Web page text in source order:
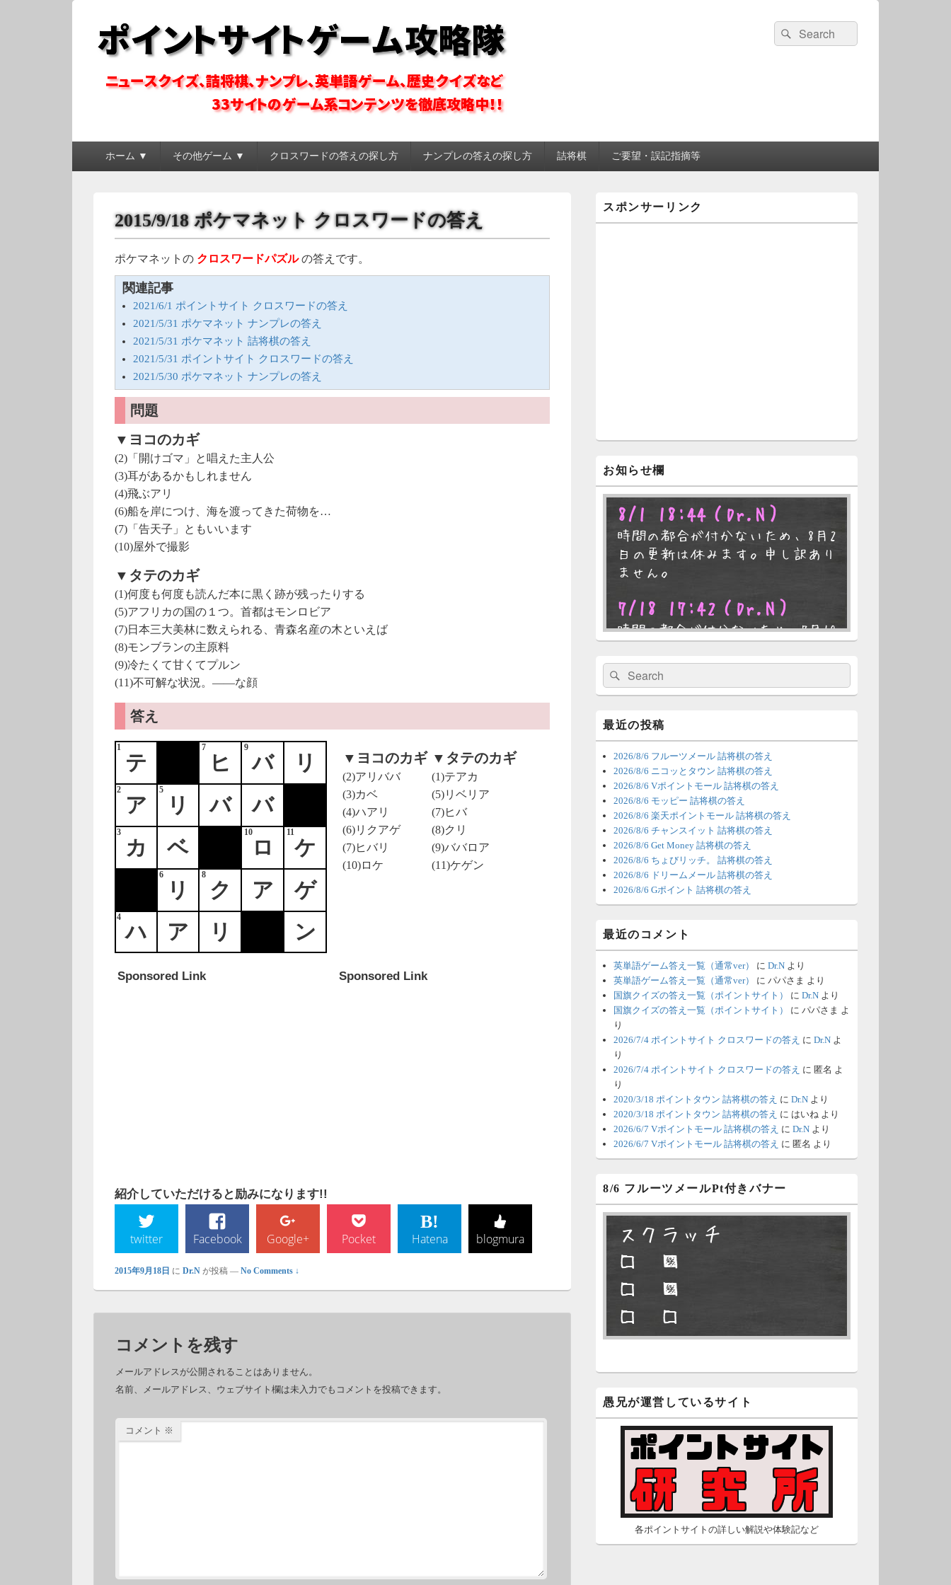
ポイントサイトゲーム攻略隊
検
索:
検
索
ホーム ▼ その他ゲーム ▼ クロスワードの答えの探し方 ナンプレの答えの探し方 詰将棋 ご要望・誤記指摘等
2015/9/18 ポケマネット クロスワードの答え
ポケマネットの クロスワードパズルの答えです。
関連記事
2021/6/1 ポイントサイト クロスワードの答え
2021/5/31 ポケマネット ナンプレの答え
2021/5/31 ポケマネット 詰将棋の答え
2021/5/31 ポイントサイト クロスワードの答え
2021/5/30 ポケマネット ナンプレの答え
問題
▼ヨコのカギ
(2)「開けゴマ」と唱えた主人公
(3)耳があるかもしれません
(4)飛ぶアリ
(6)船を岸につけ、海を渡ってきた荷物を…
(7)「告天子」ともいいます
(10)屋外で撮影
▼タテのカギ
(1)何度も何度も読んだ本に黒く跡が残ったりする
(5)アフリカの国の１つ。首都はモンロビア
(7)日本三大美林に数えられる、青森名産の木といえば
(8)モンブランの主原料
(9)冷たくて甘くてプルン
(11)不可解な状況。――な顔
答え
1 7 9
2 5
3 10 11
6 8
4
テ ヒ バ
リ
ア
リ バ
バ
カ
ベ ロ
ケ
リ
ク ア
ゲ
ハ
ア リ ン
▼ヨコのカギ
(2)アリババ
(3)カベ
(4)ハアリ
(6)リクアゲ
(7)ヒバリ
(10)ロケ
▼タテのカギ
(1)テアカ
(5)リベリア
(7)ヒバ
(8)クリ
(9)ババロア
(11)ケゲン
Sponsored Link Sponsored Link
紹介していただけると励みになります!!
twitter Facebook Google+ Pocket Hatena blogmura
2015年9月18日 に Dr.N が投稿 — No Comments ↓
コメントを残す
メールアドレスが公開されることはありません。
名前、メールアドレス、ウェブサイト欄は未入力でもコメントを投稿できます。
コメント ※
イ
ン
スポンサーリンク
お知らせ欄
8/1 18:44 （Dr.N）
時間の都合が付かないため、8月2
日の更新は休みます。申し訳あり
ません。
7/18 17:42 （Dr.N）
時間の都合が付かないため、7月19
ません。
7/4 18:54（Dr.N）
時間の都合が付かないため、7月5
日の更新は休みます。申し訳あり
ません。
6/22 2:12（Dr.N）
ちょびリッチが10：00までメンテ
ナンスとのことなので、本日分の
更新は難しいかもしれません。
6/20 18:45（Dr.N）
ってしまいそうです。申し訳ござ
いません。
6/18 1:39 （Dr.N）
時間の都合が付かないため、6月18
日の更新は休みます。申し訳あり
ません。
6/8 4:39 （Dr.N）
Vポイントモールが6：00までメン
テナンスとのことなので、本日分
の更新は難しいかもしれません。
明日、6月7日分の更新は昼頃にな
ってしまいそうです。申し訳ござ
いません。
6/2 10:04
永久不滅.comの本日分の更新が完
了しました。
6/2 2:22（Dr.N）
新は難しいかもしれません。
5/26 2:52（Dr.N）
時間の都合が付かないため、5月26
日の更新は休みます。申し訳あり
ません。
5/23 16:32（Dr.N）
検
索:
検
索
最近の投稿
2026/8/6 フルーツメール 詰将棋の答え
2026/8/6 ニコッとタウン 詰将棋の答え
2026/8/6 Vポイントモール 詰将棋の答え
2026/8/6 モッピー 詰将棋の答え
2026/8/6 楽天ポイントモール 詰将棋の答え
2026/8/6 チャンスイット 詰将棋の答え
2026/8/6 Get Money 詰将棋の答え
2026/8/6 ちょびリッチ。 詰将棋の答え
2026/8/6 ドリームメール 詰将棋の答え
2026/8/6 Gポイント 詰将棋の答え
最近のコメント
英単語ゲーム答え一覧（通常ver） に Dr.N より
英単語ゲーム答え一覧（通常ver）
に パパさま より
国旗クイズの答え一覧（ポイントサイト）
に Dr.N より
国旗クイズの答え一覧（ポイントサイト）
に パパさま よ
り
2026/7/4 ポイントサイト クロスワードの答え に Dr.N よ
り
2026/7/4 ポイントサイト クロスワードの答え に 匿名 よ
り
2020/3/18 ポイントタウン 詰将棋の答え に Dr.N より
2020/3/18 ポイントタウン 詰将棋の答え に はいね より
2026/6/7 Vポイントモール 詰将棋の答え に Dr.N より
2026/6/7 Vポイントモール 詰将棋の答え に 匿名 より
8/6 フルーツメールPt付きバナー
スクラッチ
□ ■
□ ■
□ □
■ ■
□ □
□ □
愚兄が運営しているサイト
各ポイントサイトの詳しい解説や体験記など